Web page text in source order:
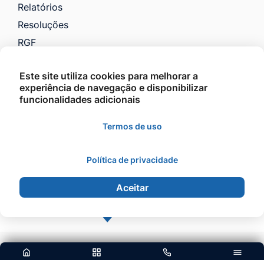
Relatórios
Resoluções
RGF
Saúde
VTN e Código Tributário
©2026 - Prefeitura Municipal de Barra do Garças -
Todos os direitos reservados.
Este site utiliza cookies para melhorar a
experiência de navegação e disponibilizar
funcionalidades adicionais
Termos de uso
Política de privacidade
Aceitar